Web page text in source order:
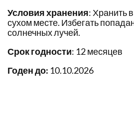
Условия хранения: Хранить
сухом месте. Избегать
солнечных лучей.
Срок годности: 12 месяцев
Годен до: 10.10.2026